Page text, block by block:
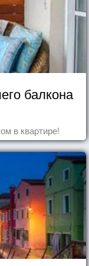
балкона
в квартире!